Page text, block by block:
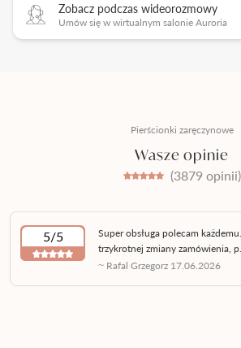
Zobacz podczas wideorozmowy
Umów się w wirtualnym salonie Auroria
Pierścionki zaręczynowe
Wasze opinie
(3879 opinii)
5/5
Super obsługa polecam
trzykrotnej zmiany zamówienia,
~ Rafal Grzegorz 17.06.2026